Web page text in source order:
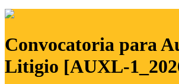
Convocatoria para
Litigio [AUXL-